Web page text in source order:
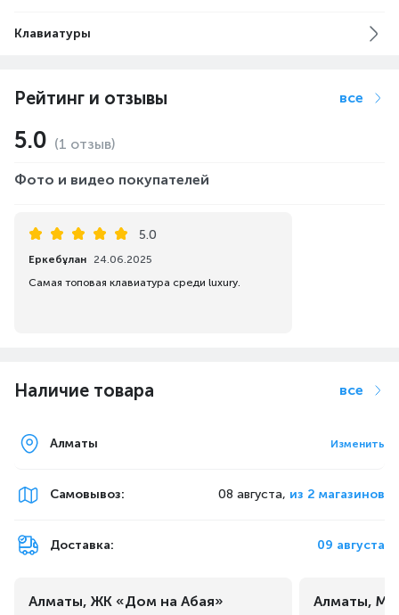
Клавиатуры
Рейтинг и отзывы все
5.0 (1 отзыв)
Фото и видео покупателей
5.0
Еркебұлан 24.06.2025
Самая топовая клавиатура среди luxury.
Наличие товара все
Алматы Изменить
Самовывоз: 08 августа, из 2 магазинов
Доставка: 09 августа
Алматы, ЖК «Дом на Абая»
Алматы,